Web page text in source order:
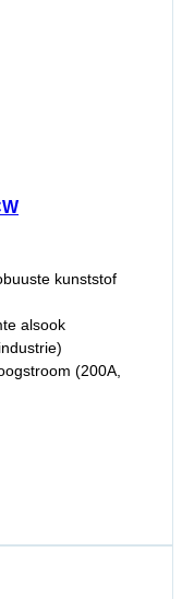
kunststof
alsook
(200A,